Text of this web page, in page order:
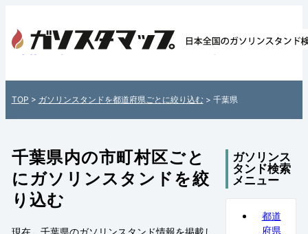
のガソリンスタンドを住所付きでご紹介！
国のガソリンスタンド検索サイト「ガソス
プ」
TOP > ガソリンスタンドを都道府県ごとに絞り込む> 千葉県
千葉県内の市町村区ごと
にガソリンスタンドを絞
り込む
現在、千葉県のガソリンスタンド情報を掲載し
ガソリンス
タンド検索
メニュー
都道
府県